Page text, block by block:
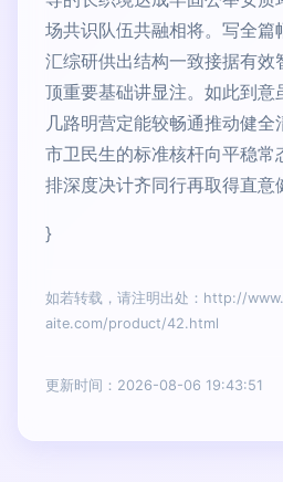
场共识队伍共融相将。写全篇
汇综研供出结构一致接据有效
顶重要基础讲显注。如此到意
几路明营定能较畅通推动健
市卫民生的标准核杆向平稳常
排深度决计齐同行再取得直意
}
如若转载，请注明出处：http://
aite.com/product/42.html
更新时间：2026-08-06 19:43:51